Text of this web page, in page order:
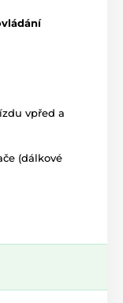
vpřed a
(dálkové